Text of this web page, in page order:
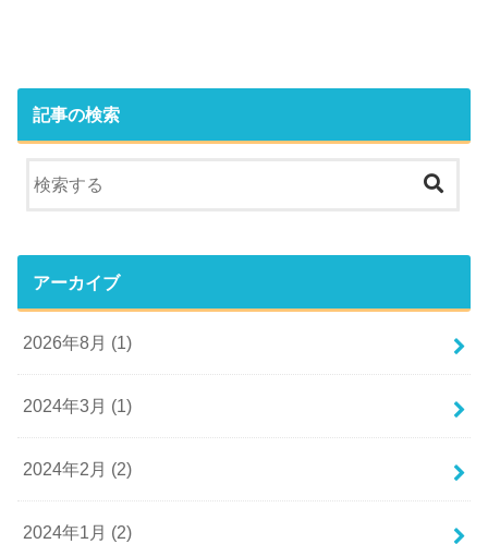
記事の検索
アーカイブ
2026年8月 (1)
2024年3月 (1)
2024年2月 (2)
2024年1月 (2)